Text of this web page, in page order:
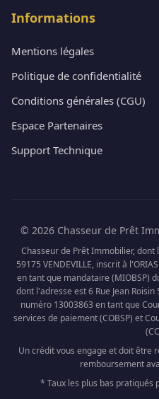
Informations
Mentions légales
Politique de confidentialité
Conditions générales (CGU)
Espace Partenaires
Support Technique
© 2026 Chasseur de Prêt
Chasseur de Prêt Immobilier,
59175 VENDEVILLE, inscrit à
en tant que mandataire (MIOBSP)
dont l'adresse est 6 Rue Jean
numéro 13003863 en tant que
services de paiement (COBSP) et
Un crédit vous engage et doit être
remboursement
* Taux les plus bas pratiqués